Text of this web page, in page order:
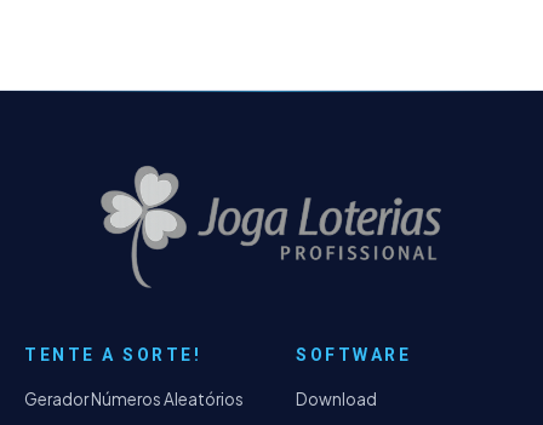
TENTE A SORTE!
Gerador Números Aleatórios
SOFTWARE
Download